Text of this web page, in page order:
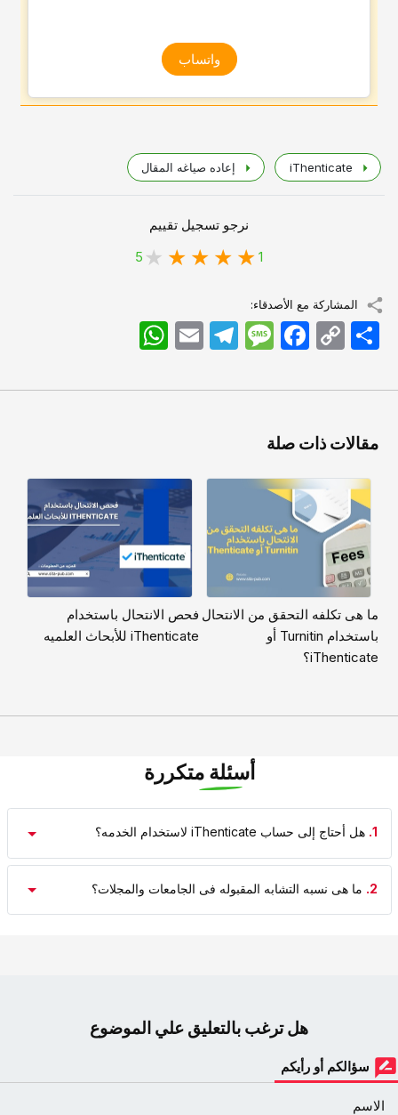
واتساب
إعاده صیاغه المقال
نرجو تسجيل تقييم
1
5
المشاركة مع الأصدقاء:
WhatsApp Email
TelegramMessageFacebook Copy
Link
اشتراک
مقالات ذات صلة
ما هی تکلفه التحقق من الانتحال
باستخدام Turnitin أو
iThenticate؟
فحص الانتحال باستخدام
iThenticate للأبحاث العلمیه
أسئلة متكررة
1. هل أحتاج إلى حساب iThenticate لاستخدام الخدمه؟
2. ما هی نسبه التشابه المقبوله فی الجامعات والمجلات؟
هل ترغب بالتعليق علي الموضوع
سؤالكم أو رأيكم
الاسم